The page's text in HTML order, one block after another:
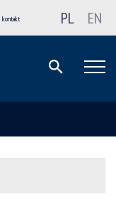
kontakt PL EN